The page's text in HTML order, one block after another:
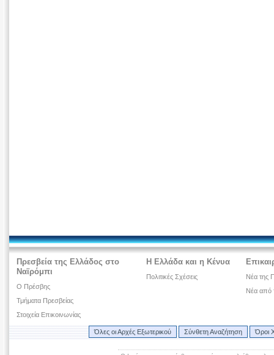
Πρεσβεία της Ελλάδος στο
Ναϊρόμπι
Ο Πρέσβης
Τμήματα Πρεσβείας
Στοιχεία Επικοινωνίας
Η Ελλάδα και η Κένυα
Πολιτικές Σχέσεις
Νέα της
Νέα από
Όλες οι Αρχές Εξωτερικού Σύνθετη Αναζήτηση Όροι